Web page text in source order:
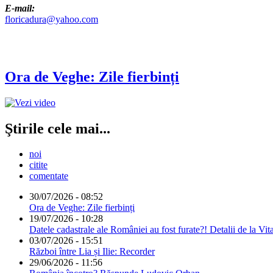
E-mail:
floricadura@yahoo.com
Ora de Veghe: Zile fierbinți
Ştirile cele mai...
noi
citite
comentate
30/07/2026 - 08:52
Ora de Veghe: Zile fierbinți
19/07/2026 - 10:28
Datele cadastrale ale României au fost furate?! Detalii de la
03/07/2026 - 15:51
Război între Lia și Ilie: Recorder
29/06/2026 - 11:56